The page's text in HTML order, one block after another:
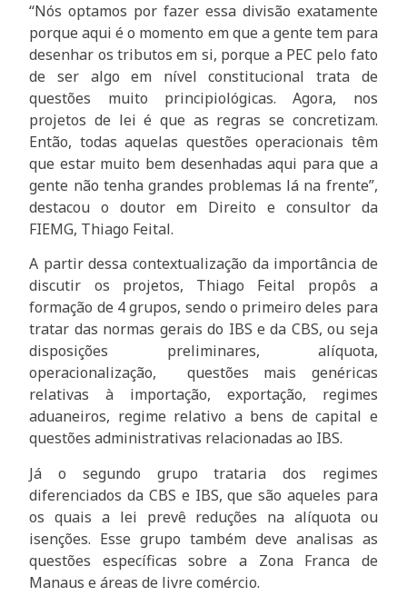
“Nós optamos por fazer essa divisão exatamente
porque aqui é o momento em que a gente tem para
desenhar os tributos em si, porque a PEC pelo fato
de ser algo em nível constitucional trata de
questões muito principiológicas. Agora, nos
projetos de lei é que as regras se concretizam.
Então, todas aquelas questões operacionais têm
que estar muito bem desenhadas aqui para que a
gente não tenha grandes problemas lá na frente”,
destacou o doutor em Direito e consultor da
FIEMG, Thiago Feital.
A partir dessa contextualização da importância de
discutir os projetos, Thiago Feital propôs a
formação de 4 grupos, sendo o primeiro deles para
tratar das normas gerais do IBS e da CBS, ou seja
disposições preliminares, alíquota,
operacionalização, questões mais genéricas
relativas à importação, exportação, regimes
aduaneiros, regime relativo a bens de capital e
questões administrativas relacionadas ao IBS.
Já o segundo grupo trataria dos regimes
diferenciados da CBS e IBS, que são aqueles para
os quais a lei prevê reduções na alíquota ou
isenções. Esse grupo também deve analisas as
questões específicas sobre a Zona Franca de
Manaus e áreas de livre comércio.